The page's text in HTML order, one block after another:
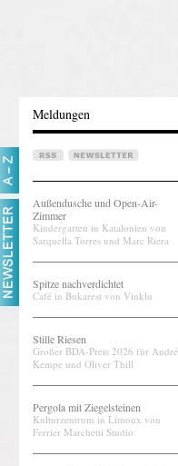
Meldungen
Außendusche und Open-Air-
Zimmer
Kindergarten in Katalonien von
Sarquella Torres und Marc Riera
Spitze nachverdichtet
Café in Bukarest von Vinklu
Stille Riesen
Großer BDA-Preis 2026 für André
Kempe und Oliver Thill
Pergola mit Ziegelsteinen
Kulturzentrum in Limoux von
Ferrier Marchetti Studio